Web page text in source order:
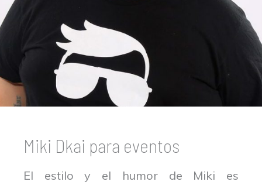
Miki Dkai para eventos
El estilo y el humor de Miki es